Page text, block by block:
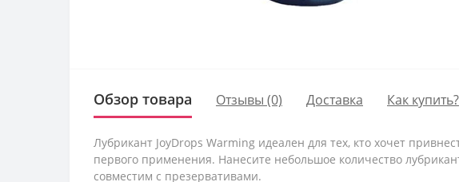
Обзор товара Отзывы (0) Доставка Как купить?
Лубрикант JoyDrops Warming идеален для тех, кто хочет
первого применения. Нанесите небольшое количество
совместим с презервативами.